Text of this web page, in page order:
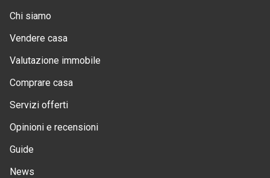
Chi siamo
Vendere casa
Valutazione immobile
Comprare casa
Servizi offerti
Opinioni e recensioni
Guide
News